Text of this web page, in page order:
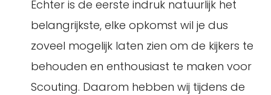
Echter is de eerste indruk natuurlijk het
belangrijkste, elke opkomst wil je dus
zoveel mogelijk laten zien om de kijkers te
behouden en enthousiast te maken voor
Scouting. Daarom hebben wij tijdens de